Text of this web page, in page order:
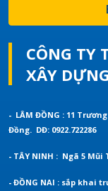
CÔNG TY
XÂY
- LÂM ĐỒNG : 11
Đồng. DĐ: 0922.722286
- TÂY NINH : Ngã 5 Mũi
- ĐỒNG NAI : sắp khai